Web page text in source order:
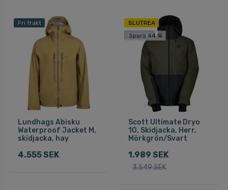
Fri frakt
Lundhags Abisku
Waterproof Jacket M,
skidjacka, hay
4.555 SEK
SLUTREA
Fri frakt
Spara 44 %
Scott Ultimate Dryo
10, Skidjacka, Herr,
Mörkgrön/Svart
1.989 SEK
3.549 SEK